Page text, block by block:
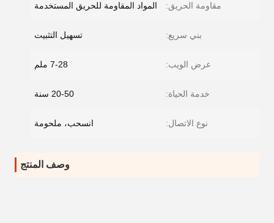
مقاومة الحريق: المواد المقاومة للحريق المستخدمة
بني سريع: تسهيل التثبيت
عرض الويب: 7-28 ملم
خدمة الحياة: 20-50 سنة
نوع الاتصال: انسحب، ملحومة
وصف المنتج